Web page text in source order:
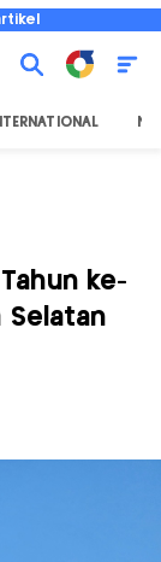
ke-
Selatan